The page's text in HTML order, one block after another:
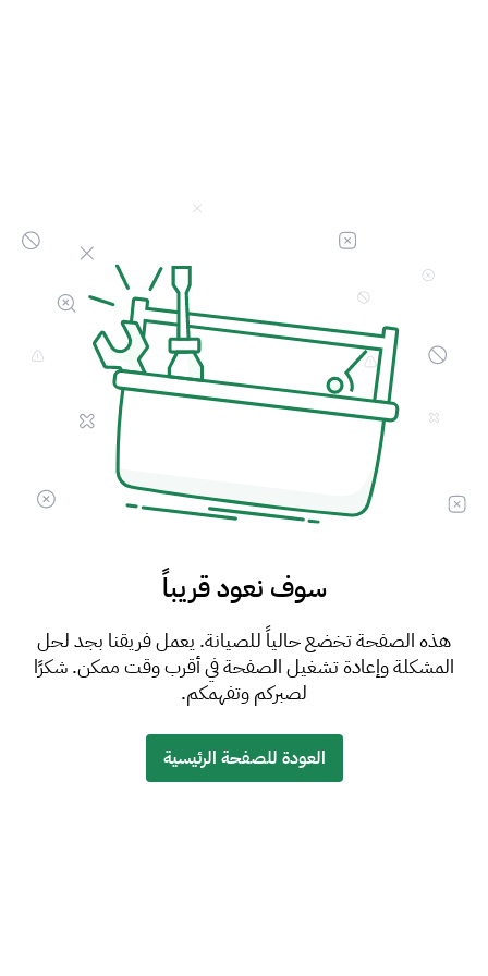
سوف نعود قريباً
هذه الصفحة تخضع حالياً للصيانة. يعمل فريقنا بجد لحل
المشكلة وإعادة تشغيل الصفحة في أقرب وقت ممكن. شكرًا
لصبركم وتفهمكم.
العودة للصفحة الرئيسية